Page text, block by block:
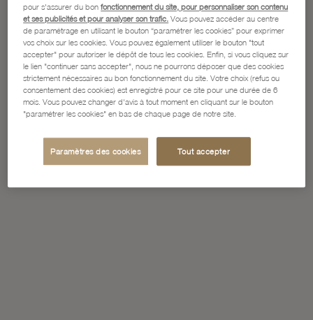
pour s'assurer du bonfonctionnement du site, pour personnaliser son contenu
et ses publicités et pour analyser son trafic. Vous pouvez accéder au centre
de paramétrage en utilisant le bouton “paramétrer les cookies” pour exprimer
vos choix sur les cookies. Vous pouvez également utiliser le bouton "tout
accepter" pour autoriser le dépôt de tous les cookies. Enfin, si vous cliquez sur
le lien "continuer sans accepter", nous ne pourrons déposer que des cookies
strictement nécessaires au bon fonctionnement du site. Votre choix (refus ou
consentement des cookies) est enregistré pour ce site pour une durée de 6
mois. Vous pouvez changer d'avis à tout moment en cliquant sur le bouton
"paramétrer les cookies" en bas de chaque page de notre site.
Paramètres des cookies Tout accepter